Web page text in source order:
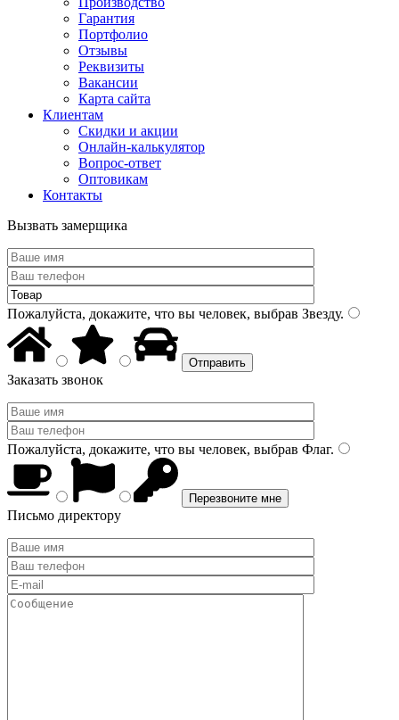
Гарантия
Портфолио
Отзывы
Реквизиты
Вакансии
Карта сайта
Клиентам
Скидки и акции
Онлайн-калькулятор
Вопрос-ответ
Оптовикам
Контакты
Вызвать замерщика
Пожалуйста, докажите, что вы человек, выбрав Звезду.
Заказать звонок
Пожалуйста, докажите, что вы человек, выбрав Флаг.
Письмо директору